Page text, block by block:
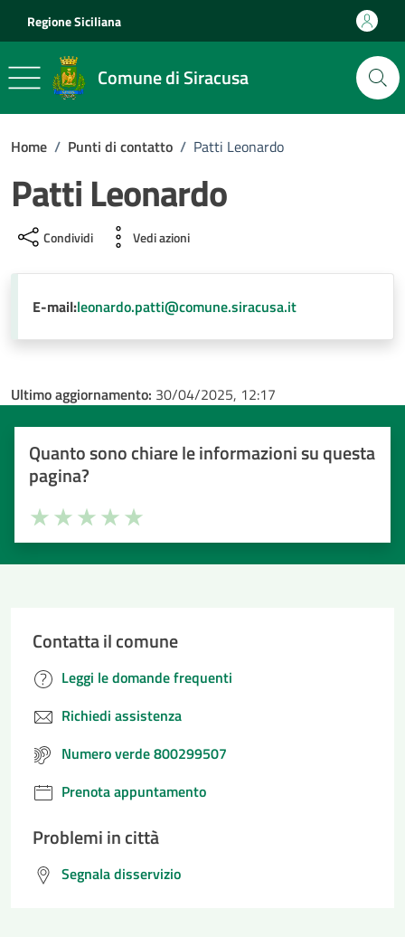
Regione Siciliana
Comune di Siracusa
Home / Punti di contatto / Patti Leonardo
Patti Leonardo
Condividi Vedi azioni
E-mail:leonardo.patti@comune.siracusa.it
Ultimo aggiornamento: 30/04/2025, 12:17
Quanto sono chiare le informazioni su questa
pagina?
Valuta la chiarezza delle informazioni (da 1 a 5 stelle)
Seleziona il numero di stelle per valutare la chiarezza delle
Valuta 5 stelle su 5
Valuta 4 stelle su 5
Valuta 3 stelle su 5
Valuta 2 stelle su 5
Valuta 1 stelle su 5
Contatta il comune
Leggi le domande frequenti
Richiedi assistenza
Numero verde 800299507
Prenota appuntamento
Problemi in città
Segnala disservizio